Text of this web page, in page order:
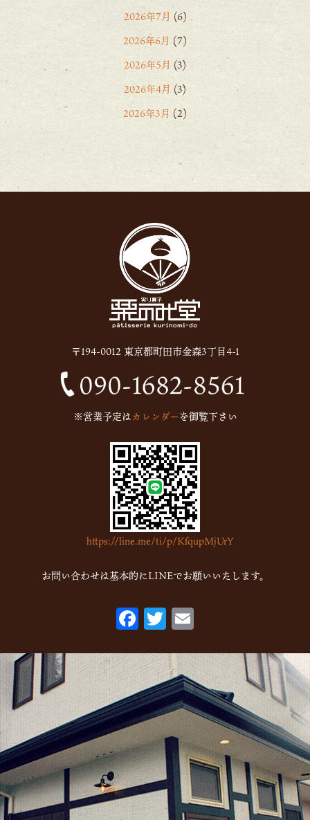
2026年7月 (6)
2026年6月 (7)
2026年5月 (3)
2026年4月 (3)
2026年3月 (2)
2026年2月
(6)
(1)
2025年12月
2025年10月(6)
2025年9月(11)
2025年8月(11)
2025年7月(12)
2025年6月(13)
2024年12月(1)
2024年10月(1)
2023年2月(4)
2023年1月(7)
2022年12月(15)
2022年11月(16)
2022年10月(6)
2022年9月(1)
2022年5月
(2)
2022年1月(2)
2021年10月(1)
2021年9月
2021年8月 (1)
2021年6月
(1)
2021年5月
(1)
2021年4月 (1)
〒194-0012 東京都町田市金森3丁目4-1
※営業予定はカレンダーを御覧下さい
https://line.me/ti/p/KfqupMjUrY
お問い合わせは基本的にLINEでお願いいたします。
F
ac
eb
o
o
k
T
w
itt
er
ai
l